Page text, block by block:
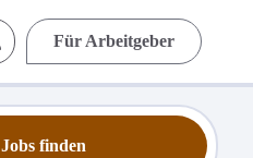
Für Arbeitgeber
Jobs finden